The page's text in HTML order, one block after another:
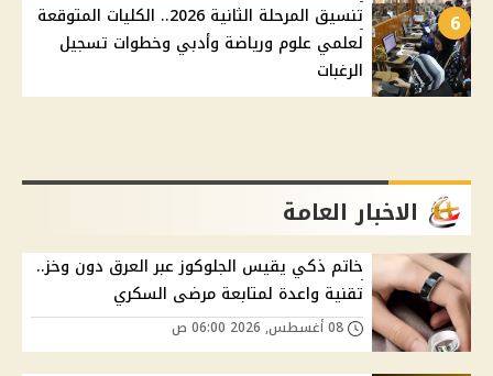
6
تنسيق المرحلة الثانية 2026.. الكليات المتوقعة
لعلمي علوم ورياضة وأدبي وخطوات تسجيل
الرغبات
الاخبار العامة
خاتم ذكي يقيس الجلوكوز عبر العرق دون وخز..
تقنية واعدة لمتابعة مرضى السكري